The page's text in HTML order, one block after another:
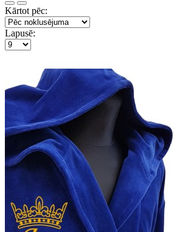
Kārtot pēc:
Lapusē: